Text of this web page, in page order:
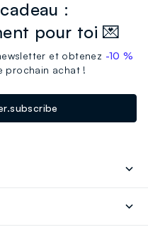
:
pour toi 💌
et obtenez -10 %
prochain achat !